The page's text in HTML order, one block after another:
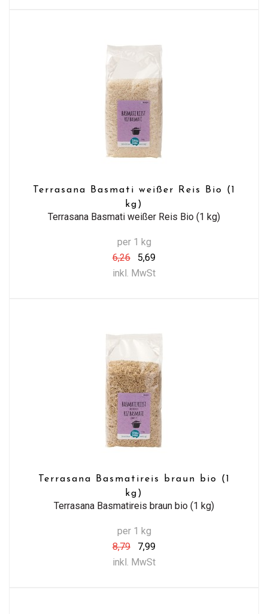
Terrasana Basmati weißer Reis Bio (1
kg)
Terrasana Basmati weißer Reis Bio (1 kg)
per 1 kg
6,26
5,69
inkl. MwSt
Terrasana Basmatireis braun bio (1
kg)
Terrasana Basmatireis braun bio (1 kg)
per 1 kg
8,79
7,99
inkl. MwSt